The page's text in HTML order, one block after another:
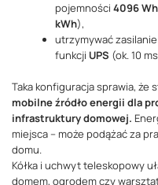
pojemności 4096 Wh
kWh),
utrzymywać
funkcji UPS (ok. 10
Taka konfiguracja sprawia, że
mobilne źródło energii dla
infrastruktury domowej.
miejsca – może podążać za
domu.
Kółka i uchwyt teleskopowy
domem, ogrodem czy